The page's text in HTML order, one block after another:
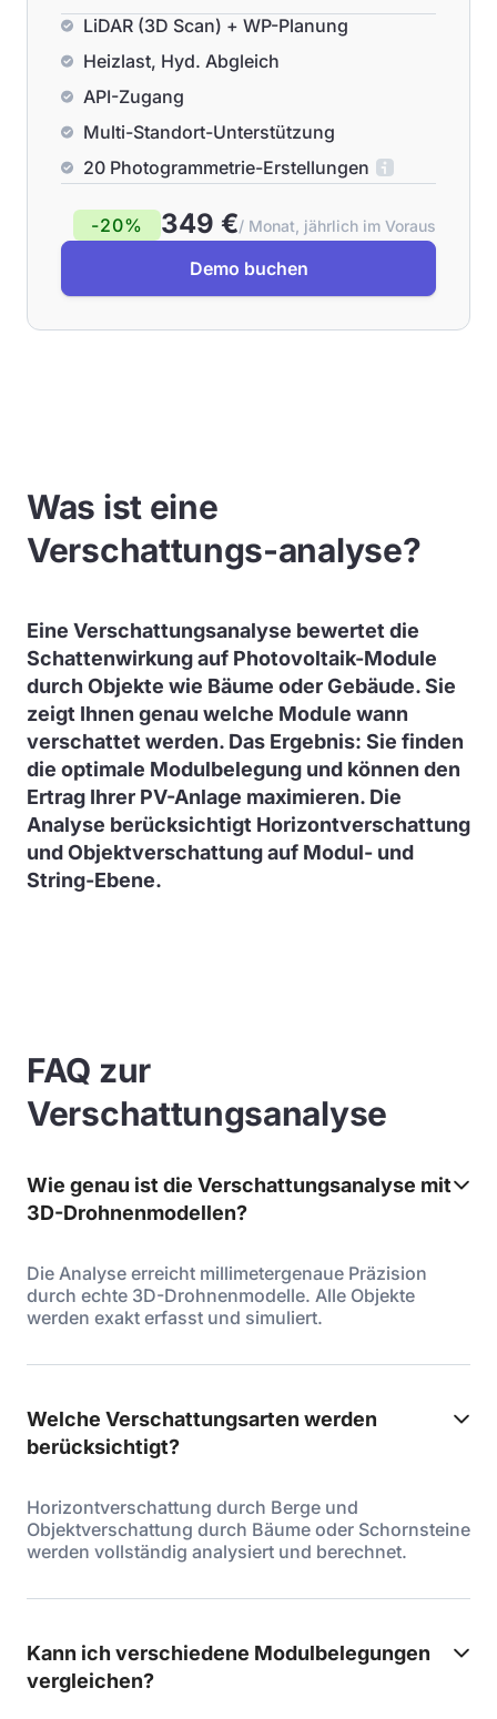
LiDAR (3D Scan) + WP-Planung
Heizlast, Hyd. Abgleich
API-Zugang
Multi-Standort-Unterstützung
20 Photogrammetrie-Erstellungen
-20% 349 €/ Monat, jährlich im Voraus
Demo buchen
Was ist eine
Verschattungs-analyse?
Eine Verschattungsanalyse bewertet die
Schattenwirkung auf Photovoltaik-Module
durch Objekte wie Bäume oder Gebäude. Sie
zeigt Ihnen genau welche Module wann
verschattet werden. Das Ergebnis: Sie finden
die optimale Modulbelegung und können den
Ertrag Ihrer PV-Anlage maximieren. Die
Analyse berücksichtigt Horizontverschattung
und Objektverschattung auf Modul- und
String-Ebene.
FAQ zur
Verschattungsanalyse
Wie genau ist die Verschattungsanalyse mit
3D-Drohnenmodellen?
Die Analyse erreicht millimetergenaue Präzision
durch echte 3D-Drohnenmodelle. Alle Objekte
werden exakt erfasst und simuliert.
Welche Verschattungsarten werden
berücksichtigt?
Horizontverschattung durch Berge und
Objektverschattung durch Bäume oder Schornsteine
werden vollständig analysiert und berechnet.
Kann ich verschiedene Modulbelegungen
vergleichen?